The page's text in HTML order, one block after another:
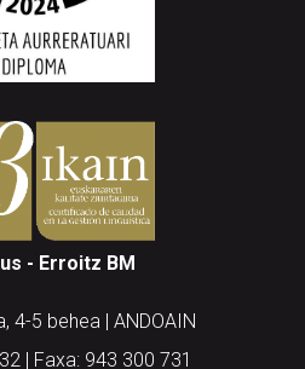
- Erroitz BM
4-5 behea | ANDOAIN
| Faxa: 943 300 731